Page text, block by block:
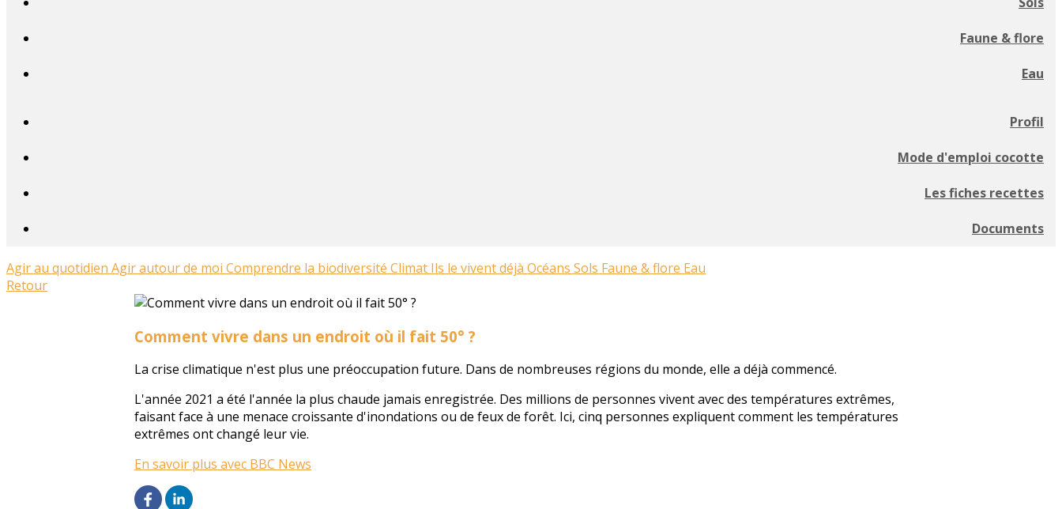
Faune & flore
Eau
Profil
Mode d'emploi cocotte
Les fiches recettes
Documents
Agir au quotidien Agir autour de moi Comprendre la biodiversité Climat Ils le vivent déjà Océans Sols Faune & flore Eau
Retour
Comment vivre dans un endroit où il fait 50° ?
La crise climatique n'est plus une préoccupation future. Dans de nombreuses régions du monde, elle a déjà commencé.
L'année 2021 a été l'année la plus chaude jamais enregistrée. Des millions de personnes vivent avec des températures extrêmes,
faisant face à une menace croissante d'inondations ou de feux de forêt. Ici, cinq personnes expliquent comment les températures
extrêmes ont changé leur vie.
En savoir plus avec BBC News